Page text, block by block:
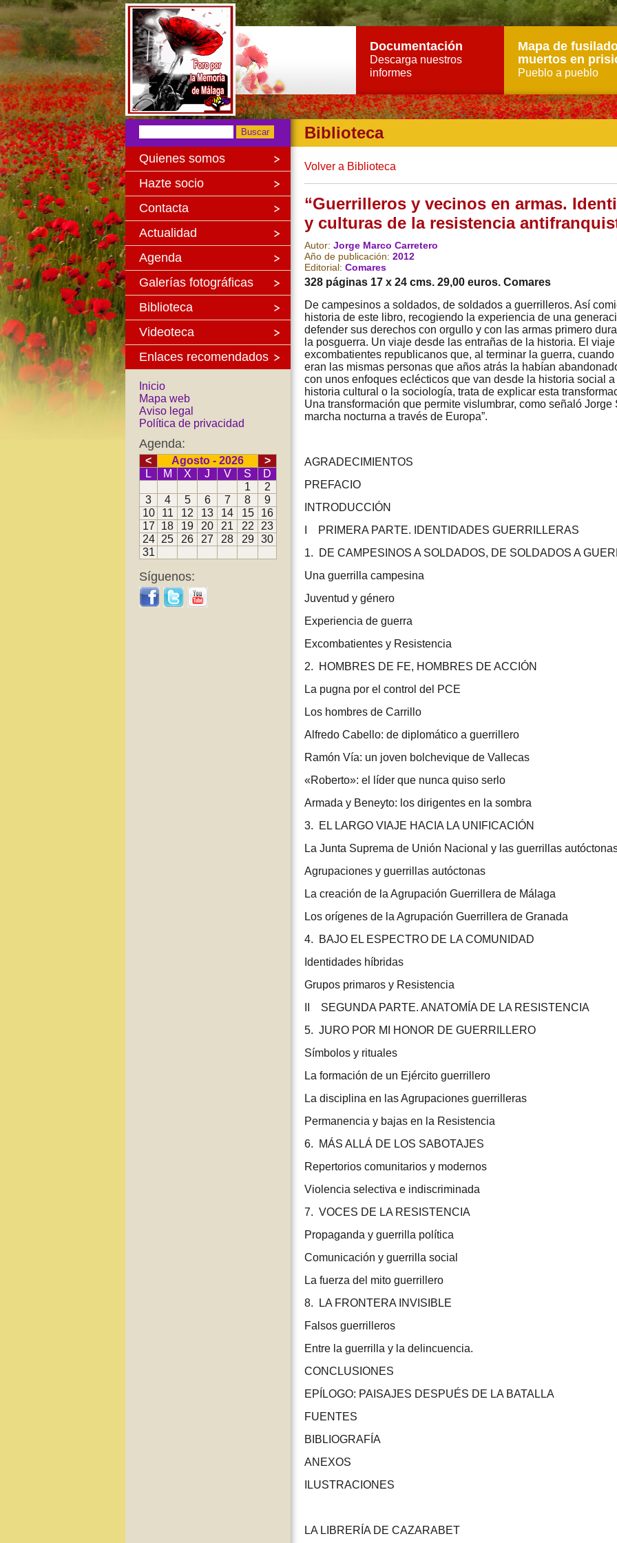
Documentación
Descarga nuestros
informes
Mapa de
muertos en
Pueblo a pueblo
Quienes somos
Hazte socio
Contacta
Actualidad
Agenda
Galerías fotográficas
Biblioteca
Videoteca
Enlaces recomendados
Inicio
Mapa web
Aviso legal
Política de privacidad
Agenda:
< Agosto - 2026
>
L
M X J V S
D
1
2
3
4 5 6 7 8
9
10
11 12 13 14 15
16
17
18 19 20 21 22
23
24
25 26 27 28 29
30
31
Síguenos:
Biblioteca
Volver a Biblioteca
“Guerrilleros y vecinos en armas.
y culturas de la resistencia
Autor: Jorge Marco Carretero
Año de publicación: 2012
Editorial: Comares
328 páginas 17 x 24 cms. 29,00 euros. Comares
De campesinos a soldados, de soldados a guerrilleros. Así
historia de este libro, recogiendo la experiencia de una
defender sus derechos con orgullo y con las armas primero
la posguerra. Un viaje desde las entrañas de la historia. El
excombatientes republicanos que, al terminar la guerra,
eran las mismas personas que años atrás la habían
con unos enfoques eclécticos que van desde la historia social
historia cultural o la sociología, trata de explicar esta
Una transformación que permite vislumbrar, como señaló Jorge
marcha nocturna a través de Europa”.
AGRADECIMIENTOS
PREFACIO
INTRODUCCIÓN
I PRIMERA PARTE. IDENTIDADES GUERRILLERAS
1. DE CAMPESINOS A SOLDADOS, DE SOLDADOS A
Una guerrilla campesina
Juventud y género
Experiencia de guerra
Excombatientes y Resistencia
2. HOMBRES DE FE, HOMBRES DE ACCIÓN
La pugna por el control del PCE
Los hombres de Carrillo
Alfredo Cabello: de diplomático a guerrillero
Ramón Vía: un joven bolchevique de Vallecas
«Roberto»: el líder que nunca quiso serlo
Armada y Beneyto: los dirigentes en la sombra
3. EL LARGO VIAJE HACIA LA UNIFICACIÓN
La Junta Suprema de Unión Nacional y las guerrillas
Agrupaciones y guerrillas autóctonas
La creación de la Agrupación Guerrillera de Málaga
Los orígenes de la Agrupación Guerrillera de Granada
4. BAJO EL ESPECTRO DE LA COMUNIDAD
Identidades híbridas
Grupos primaros y Resistencia
II SEGUNDA PARTE. ANATOMÍA DE LA RESISTENCIA
5. JURO POR MI HONOR DE GUERRILLERO
Símbolos y rituales
La formación de un Ejército guerrillero
La disciplina en las Agrupaciones guerrilleras
Permanencia y bajas en la Resistencia
6. MÁS ALLÁ DE LOS SABOTAJES
Repertorios comunitarios y modernos
Violencia selectiva e indiscriminada
7. VOCES DE LA RESISTENCIA
Propaganda y guerrilla política
Comunicación y guerrilla social
La fuerza del mito guerrillero
8. LA FRONTERA INVISIBLE
Falsos guerrilleros
Entre la guerrilla y la delincuencia.
CONCLUSIONES
EPÍLOGO: PAISAJES DESPUÉS DE LA BATALLA
FUENTES
BIBLIOGRAFÍA
ANEXOS
ILUSTRACIONES
LA LIBRERÍA DE CAZARABET